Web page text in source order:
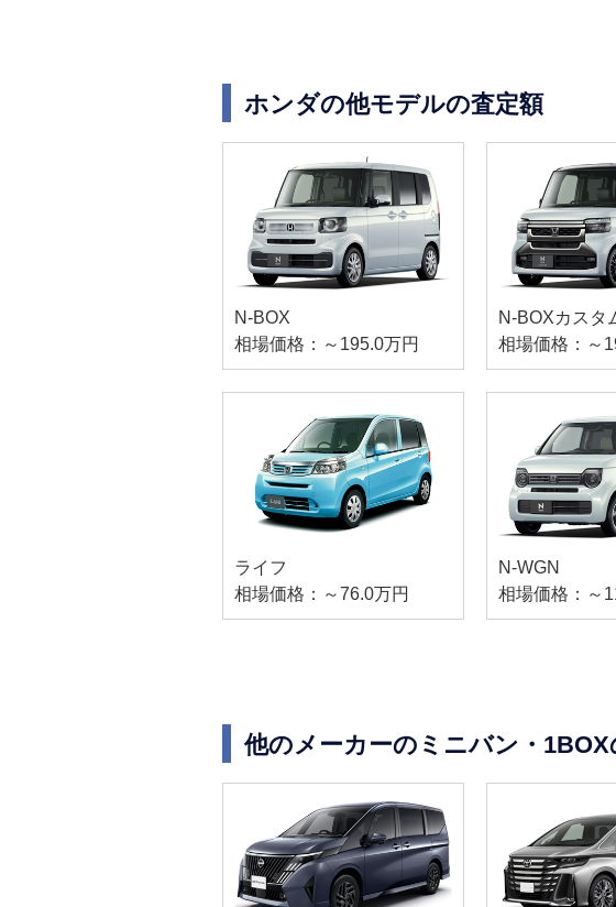
ホンダの他モデルの査定額
N-BOX
相場価格：～195.0万円
N-BOXカスタ
相場価格：～
ライフ
相場価格：～76.0万円
N-WGN
相場価格：～
他のメーカーのミニバン・1BOX